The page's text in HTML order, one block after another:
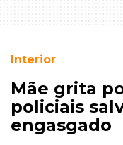
Interior
Mãe grita
policiais
engasgado